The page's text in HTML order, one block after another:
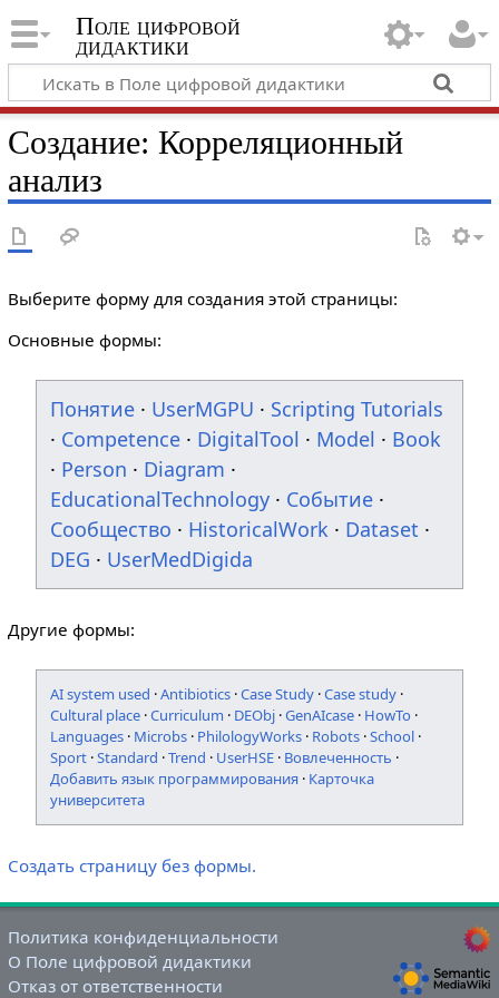
Поле цифровой
дидактики
Создание: Корреляционный
анализ
Выберите форму для создания этой страницы:
Основные формы:
Понятие · UserMGPU · Scripting Tutorials
· Competence · DigitalTool · Model · Book
· Person · Diagram ·
EducationalTechnology · Событие ·
Сообщество · HistoricalWork · Dataset ·
DEG · UserMedDigida
Другие формы:
AI system used ·Antibiotics ·Case Study ·Case study ·
Cultural place ·Curriculum · DEObj ·GenAIcase · HowTo ·
Languages · Microbs · PhilologyWorks · Robots ·School ·
Sport ·Standard ·Trend · UserHSE · Вовлеченность ·
Добавить язык программирования · Карточка
университета
Создать страницу без формы.
Политика конфиденциальности
О Поле цифровой дидактики
Отказ от ответственности